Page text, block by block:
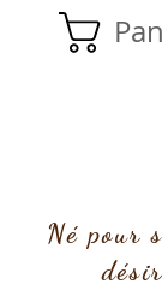
Né pour